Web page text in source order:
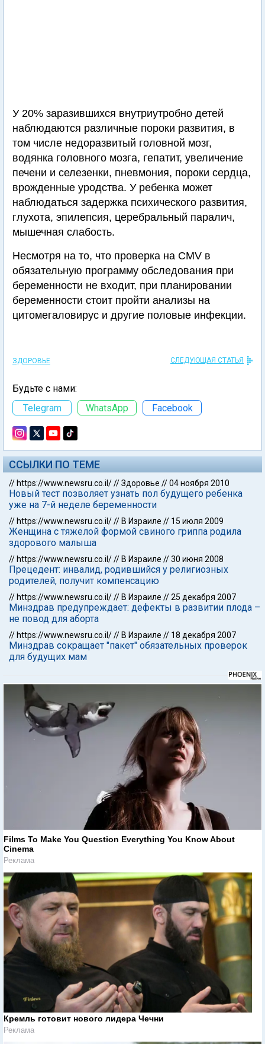
У 20% заразившихся внутриутробно детей
наблюдаются различные пороки развития, в
том числе недоразвитый головной мозг,
водянка головного мозга, гепатит, увеличение
печени и селезенки, пневмония, пороки сердца,
врожденные уродства. У ребенка может
наблюдаться задержка психического развития,
глухота, эпилепсия, церебральный паралич,
мышечная слабость.
Несмотря на то, что проверка на CMV в
обязательную программу обследования при
беременности не входит, при планировании
беременности стоит пройти анализы на
цитомегаловирус и другие половые инфекции.
ЗДОРОВЬЕ СЛЕДУЮЩАЯ СТАТЬЯ
Будьте с нами:
Telegram
WhatsApp Facebook
ССЫЛКИ ПО ТЕМЕ
// https://www.newsru.co.il///Здоровье //04 ноября 2010
Новый тест позволяет узнать пол будущего ребенка
уже на 7-й неделе беременности
// https://www.newsru.co.il/// В Израиле // 15 июля 2009
Женщина с тяжелой формой свиного гриппа родила
здорового малыша
// https://www.newsru.co.il/// В Израиле //30 июня 2008
Прецедент: инвалид, родившийся у религиозных
родителей, получит компенсацию
// https://www.newsru.co.il/// В Израиле //25 декабря 2007
Минздрав предупреждает: дефекты в развитии плода –
не повод для аборта
// https://www.newsru.co.il/// В Израиле // 18 декабря 2007
Минздрав сокращает "пакет" обязательных проверок
для будущих мам
Films To Make You Question Everything You Know About
Cinema
Реклама
Кремль готовит нового лидера Чечни
Реклама